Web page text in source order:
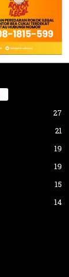
27
21
19
19
15
14